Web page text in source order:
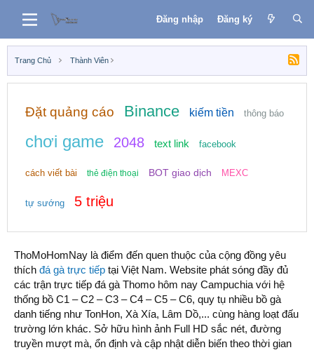
Đăng nhập Đăng ký
Trang Chủ Thành Viên
Đặt quảng cáo Binance kiếm tiền thông báo
chơi game 2048 text link facebook
cách viết bài thẻ điện thoại BOT giao dịch MEXC
tự sướng 5 triệu
ThoMoHomNay là điểm đến quen thuộc của cộng đồng yêu
thích đá gà trực tiếp tại Việt Nam. Website phát sóng đầy đủ
các trận trực tiếp đá gà Thomo hôm nay Campuchia với hệ
thống bồ C1 – C2 – C3 – C4 – C5 – C6, quy tụ nhiều bồ gà
danh tiếng như TonHon, Xà Xía, Lâm Dồ,... cùng hàng loạt đấu
trường lớn khác. Sở hữu hình ảnh Full HD sắc nét, đường
truyền mượt mà, ổn định và cập nhật diễn biến theo thời gian